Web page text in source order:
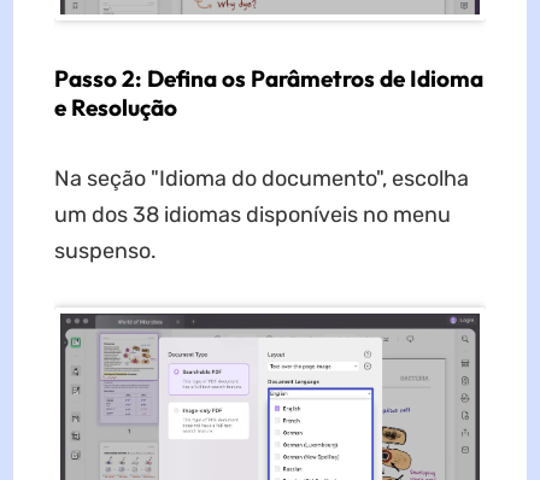
Passo 2: Defina os Parâmetros de Idioma
e Resolução
Na seção "Idioma do documento", escolha
um dos 38 idiomas disponíveis no menu
suspenso.